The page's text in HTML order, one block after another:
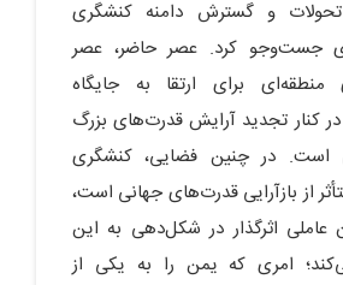
و گسترش دامنه کنشگری
جست‌وجو کرد. عصر حاضر، عصر
برای ارتقا به جایگاه
کنار تجدید آرایش قدرت‌های بزرگ
است. در چنین فضایی، کنشگری
از بازآرایی قدرت‌های جهانی است،
عاملی اثرگذار در شکل‌دهی به این
امری که یمن را به یکی از